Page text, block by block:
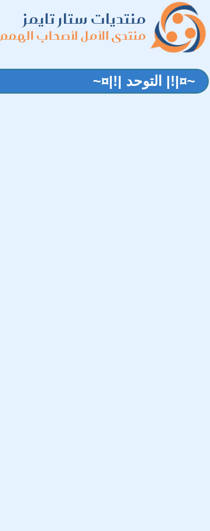
منتديات ستار تايمز
منتدى الأمل لأصحاب الهمم
~¤|!| التوحد |!|¤~